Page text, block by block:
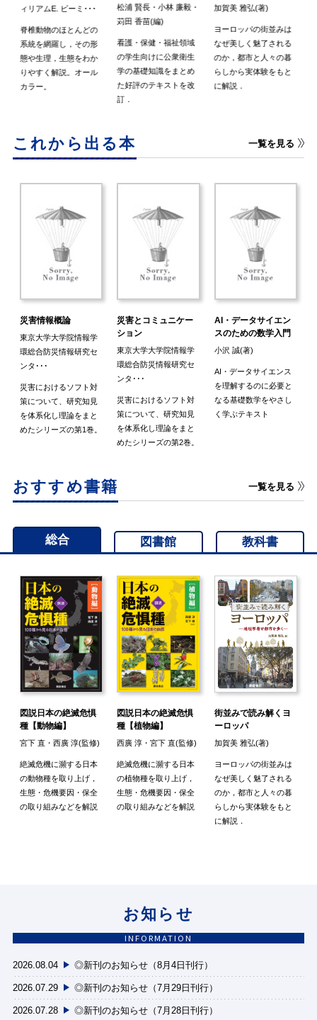
ィリアムE. ビーミ･･･
脊椎動物のほとんどの
系統を網羅し，その形
態や生理，生態をわか
りやすく解説。オール
カラー。
松浦 賢長・小林 廉毅・
苅田 香苗(編)
看護・保健・福祉領域
の学生向けに公衆衛生
学の基礎知識をまとめ
た好評のテキストを改
訂．
加賀美 雅弘(著)
ヨーロッパの街並みは
なぜ美しく魅了される
のか，都市と人々の暮
らしから実体験をもと
に解説．
これから出る本 一覧を見る
災害情報概論
東京大学大学院情報学
環総合防災情報研究セ
ンタ･･･
災害におけるソフト対
策について、研究知見
を体系化し理論をまと
めたシリーズの第1巻。
災害とコミュニケー
ション
東京大学大学院情報学
環総合防災情報研究セ
ンタ･･･
災害におけるソフト対
策について、研究知見
を体系化し理論をまと
めたシリーズの第2巻。
AI・データサイエン
スのための数学入門
小沢 誠(著)
AI・データサイエンス
を理解するのに必要と
なる基礎数学をやさし
く学ぶテキスト
おすすめ書籍 一覧を見る
総合 図書館 教科書
図説日本の絶滅危惧
種【動物編】
宮下 直・西廣 淳(監修)
絶滅危機に瀕する日本
の動物種を取り上げ，
生態・危機要因・保全
の取り組みなどを解説
図説日本の絶滅危惧
種【植物編】
西廣 淳・宮下 直(監修)
絶滅危機に瀕する日本
の植物種を取り上げ，
生態・危機要因・保全
の取り組みなどを解説
街並みで読み解くヨ
ーロッパ
加賀美 雅弘(著)
ヨーロッパの街並みは
なぜ美しく魅了される
のか，都市と人々の暮
らしから実体験をもと
に解説．
お知らせ
INFORMATION
2026.08.04 ◎新刊のお知らせ（8月4日刊行）
2026.07.29 ◎新刊のお知らせ（7月29日刊行）
2026.07.28
◎新刊のお知らせ（7月28日刊行）